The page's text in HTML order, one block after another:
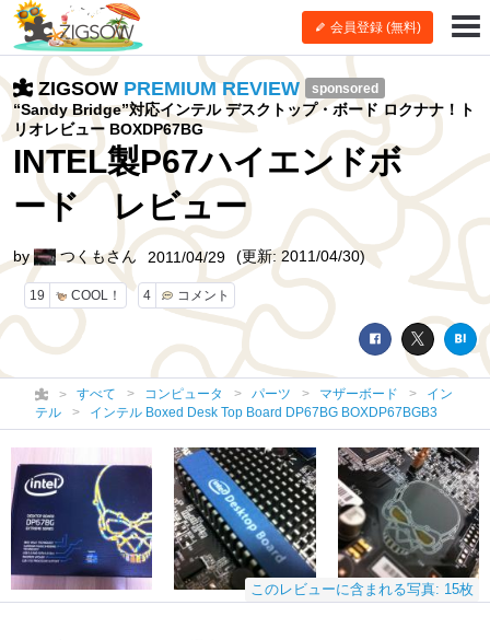
会員登録 (無料)
ZIGSOW PREMIUM REVIEW sponsored
“Sandy Bridge”対応インテル デスクトップ・ボード ロクナナ！ト
リオレビュー BOXDP67BG
INTEL製P67ハイエンドボ
ード レビュー
19 COOL！ 4 コメント
by つくもさん 2011/04/29 (更新: 2011/04/30)
すべて コンピュータ パーツ マザーボード
イン
テル
インテル Boxed Desk Top Board DP67BG BOXDP67BGB3
このレビューに含まれる写真: 15枚